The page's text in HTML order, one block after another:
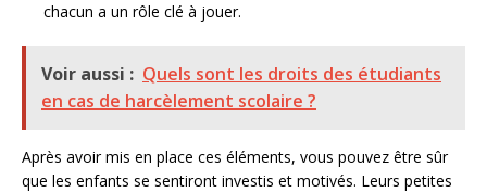
chacun a un rôle clé à jouer.
Voir aussi : Quels sont les droits des étudiants
en cas de harcèlement scolaire ?
Après avoir mis en place ces éléments, vous pouvez être sûr
que les enfants se sentiront investis et motivés. Leurs petites